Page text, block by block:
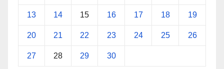
13 14 15 16 17 18 19
20 21 22 23 24 25 26
27 28 29 30